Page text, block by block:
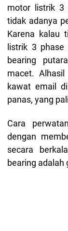
motor listrik 3
tidak adanya
Karena kalau
listrik 3 phase
bearing
macet.
kawat email
panas, yang
Cara
dengan
secara
bearing adalah